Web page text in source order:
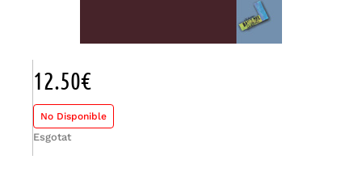
12.50€
No Disponible
Esgotat